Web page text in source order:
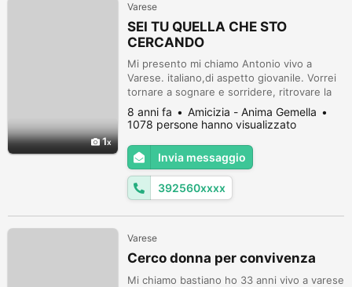
1
Varese
SEI TU QUELLA CHE STO
CERCANDO
Mi presento mi chiamo Antonio vivo a
Varese. italiano,di aspetto giovanile. Vorrei
tornare a sognare e sorridere, ritrovare la
felicità sentimentale; cerco una lei simpatica
carina, possibilmente minutina... che abbia
voglia di ricostruire una famiglia, di
rimettersi in
gioco:single,divorziata,separata....... Se
anche tu la pensi come me chiamarmi.
8 anni fa
Amicizia - Anima Gemella
1078 persone hanno visualizzato
Invia messaggio
392560xxxx
Varese
Cerco donna per convivenza
Mi chiamo bastiano ho 33 anni vivo a varese